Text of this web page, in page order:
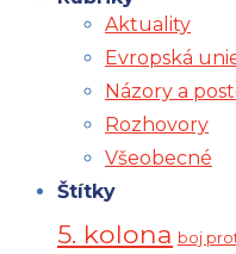
Aktuality
Evropská
Názory a
Rozhovory
Všeobecné
Štítky
5. kolona boj